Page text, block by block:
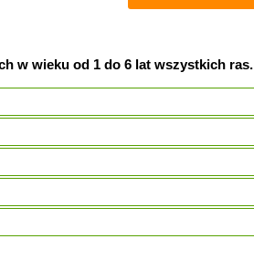
w wieku od 1 do 6 lat wszystkich ras.